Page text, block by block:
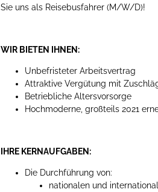
Sie uns als Reisebusfahrer (M/W/D)!
WIR BIETEN IHNEN:
Unbefristeter Arbeitsvertrag
Attraktive Vergütung mit
Betriebliche Altersvorsorge
Hochmoderne, großteils 2021
IHRE KERNAUFGABEN:
Die Durchführung von:
nationalen und